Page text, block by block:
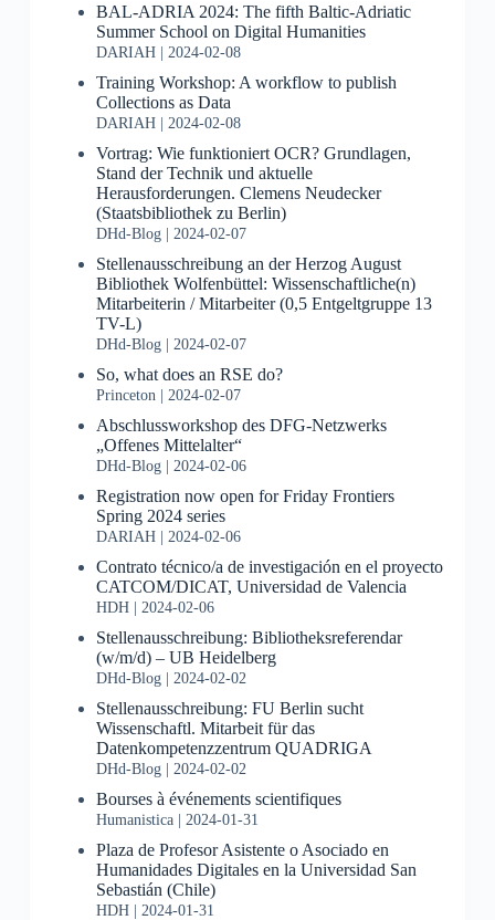
BAL-ADRIA 2024: The fifth Baltic-Adriatic
Summer School on Digital Humanities
DARIAH 2024-02-08
Training Workshop: A workflow to publish
Collections as Data
DARIAH 2024-02-08
Vortrag: Wie funktioniert OCR? Grundlagen,
Stand der Technik und aktuelle
Herausforderungen. Clemens Neudecker
(Staatsbibliothek zu Berlin)
DHd-Blog 2024-02-07
Stellenausschreibung an der Herzog August
Bibliothek Wolfenbüttel: Wissenschaftliche(n)
Mitarbeiterin / Mitarbeiter (0,5 Entgeltgruppe 13
TV-L)
DHd-Blog 2024-02-07
So, what does an RSE do?
Princeton 2024-02-07
Abschlussworkshop des DFG-Netzwerks
„Offenes Mittelalter“
DHd-Blog 2024-02-06
Registration now open for Friday Frontiers
Spring 2024 series
DARIAH 2024-02-06
Contrato técnico/a de investigación en el proyecto
CATCOM/DICAT, Universidad de Valencia
HDH 2024-02-06
Stellenausschreibung: Bibliotheksreferendar
(w/m/d) – UB Heidelberg
DHd-Blog 2024-02-02
Stellenausschreibung: FU Berlin sucht
Wissenschaftl. Mitarbeit für das
Datenkompetenzzentrum QUADRIGA
DHd-Blog 2024-02-02
Bourses à événements scientifiques
Humanistica 2024-01-31
Plaza de Profesor Asistente o Asociado en
Humanidades Digitales en la Universidad San
Sebastián (Chile)
HDH 2024-01-31